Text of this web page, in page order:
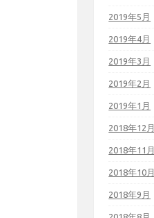
2019年5月
2019年4月
2019年3月
2019年2月
2019年1月
2018年12月
2018年11月
2018年10月
2018年9月